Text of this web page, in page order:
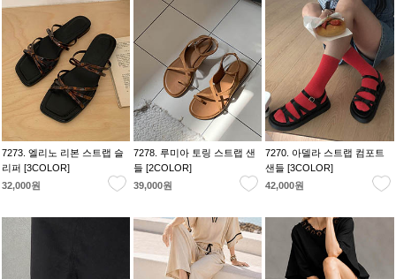
7273. 엘리노 리본 스트랩 슬
리퍼 [3COLOR]
32,000원
7278. 루미아 토링 스트랩 샌
들 [2COLOR]
39,000원
7270. 아델라 스트랩 컴포트
샌들 [3COLOR]
42,000원